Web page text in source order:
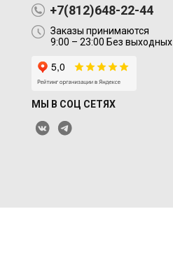
+7(812)648-22-44
Заказы принимаются
9:00 – 23:00 Без выходных
МЫ В СОЦ СЕТЯХ